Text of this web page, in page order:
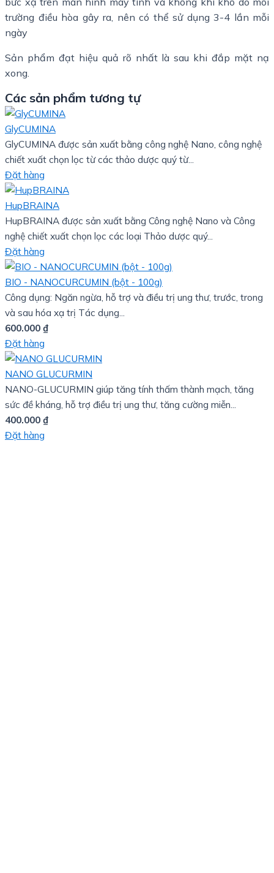
trường điều hòa gây ra, nên có thể sử dụng 3-4 lần mỗi
ngày
Sản phẩm đạt hiệu quả rõ nhất là sau khi đắp mặt nạ
xong.
Các sản phẩm tương tự
GlyCUMINA
GlyCUMINA được sản xuất bằng công nghệ Nano, công nghệ
chiết xuất chọn lọc từ các thảo dược quý từ...
Đặt hàng
HupBRAINA
HupBRAINA được sản xuất bằng Công nghệ Nano và Công
nghệ chiết xuất chọn lọc các loại Thảo dược quý...
Đặt hàng
BIO - NANOCURCUMIN (bột - 100g)
Công dụng: Ngăn ngừa, hỗ trợ và điều trị ung thư, trước, trong
và sau hóa xạ trị Tác dụng...
600.000 ₫
Đặt hàng
NANO GLUCURMIN
NANO-GLUCURMIN giúp tăng tính thấm thành mạch, tăng
sức đề kháng, hỗ trợ điều trị ung thư, tăng cường miễn...
400.000 ₫
Đặt hàng